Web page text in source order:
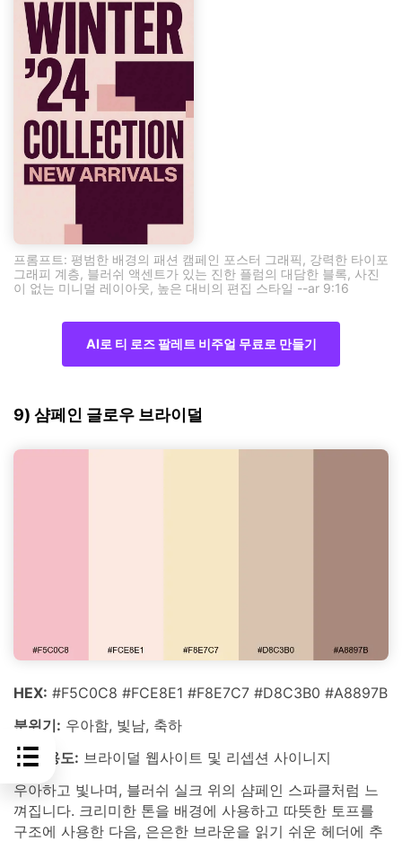
프롬프트: 평범한 배경의 패션 캠페인 포스터 그래픽, 강력한 타이포
그래피 계층, 블러쉬 액센트가 있는 진한 플럼의 대담한 블록, 사진
이 없는 미니멀 레이아웃, 높은 대비의 편집 스타일 --ar 9:16
AI로 티 로즈 팔레트 비주얼 무료로 만들기
9) 샴페인 글로우 브라이덜
HEX: #F5C0C8 #FCE8E1 #F8E7C7 #D8C3B0 #A8897B
분위기: 우아함, 빛남, 축하
최적 용도: 브라이덜 웹사이트 및 리셉션 사이니지
우아하고 빛나며, 블러쉬 실크 위의 샴페인 스파클처럼 느
껴집니다. 크리미한 톤을 배경에 사용하고 따뜻한 토프를
구조에 사용한 다음, 은은한 브라운을 읽기 쉬운 헤더에 추